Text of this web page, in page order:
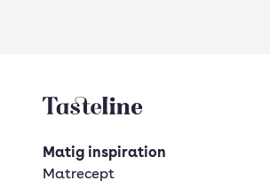
Tasteline startsida
Matig inspiration
Matrecept